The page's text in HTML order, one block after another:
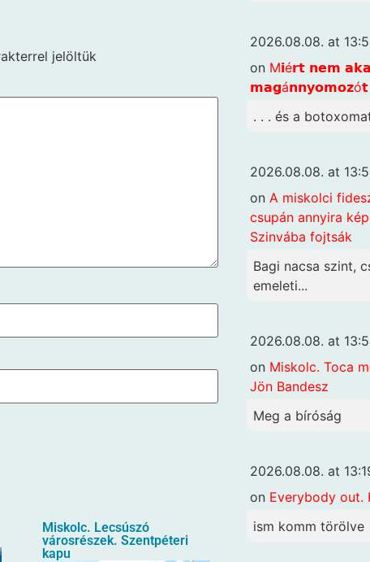
jelöltük
Miskolc. Lecsúszó
városrészek. Szentpéteri
kapu
2026.08.08. at
on M𝗶é𝗿𝘁 𝗻𝗲𝗺
𝗺𝗮𝗴á𝗻𝗻𝘆𝗼𝗺𝗼𝘇ó𝘁
. . . és a
2026.08.08. at
on A miskolci
csupán annyira
Szinvába fojtsák
Bagi nacsa szint,
emeleti...
2026.08.08. at
on Miskolc. Toca
Jön Bandesz
Meg a bíróság
2026.08.08. at
on Everybody out.
ism komm törölve